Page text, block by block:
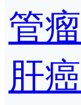
管
肝